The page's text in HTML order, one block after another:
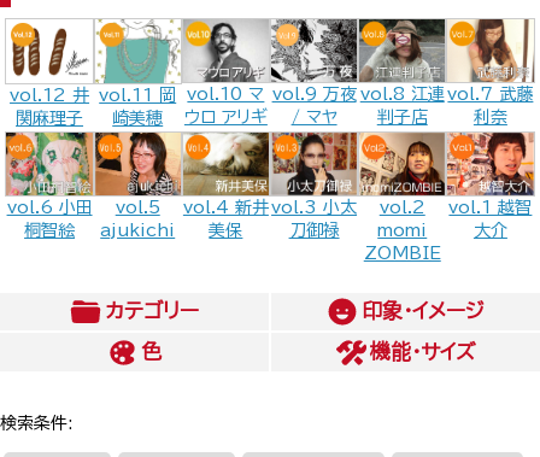
vol.12 井
関麻理子
vol.11 岡
崎美穂
vol.10 マ
ウロ アリギ
vol.9 万夜
/ マヤ
vol.8 江連
判子店
vol.7 武藤
利奈
vol.6 小田
桐智絵
vol.5
ajukichi
vol.4 新井
美保
vol.3 小太
刀御禄
vol.2
momi
ZOMBIE
vol.1 越智
大介
カテゴリー
印象・イメージ
色
機能・サイズ
検索条件: